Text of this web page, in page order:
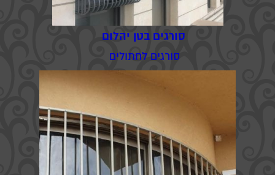
סורגים בטן יהלום
סורגים לחתולים